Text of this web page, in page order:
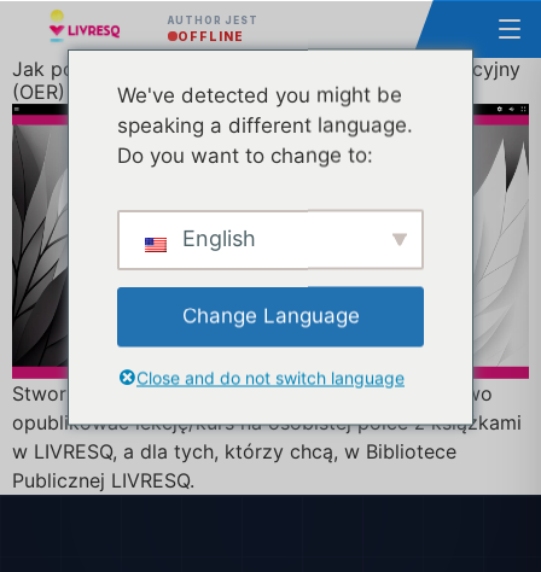
AUTHOR JEST
OFFLINE
Jak poprawnie opublikować otwarty zasób edukacyjny
(OER) w LIVRESQ?
Stworzyliśmy krótki materiał, który pomoże ci łatwo
opublikować lekcję/kurs na osobistej półce z książkami
w LIVRESQ, a dla tych, którzy chcą, w Bibliotece
Publicznej LIVRESQ.
We've detected you might be
speaking a different language.
Do you want to change to:
English
Change Language
Close and do not switch language